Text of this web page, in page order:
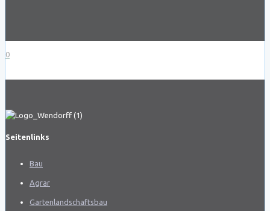
0
Seitenlinks
Bau
Agrar
Gartenlandschaftsbau